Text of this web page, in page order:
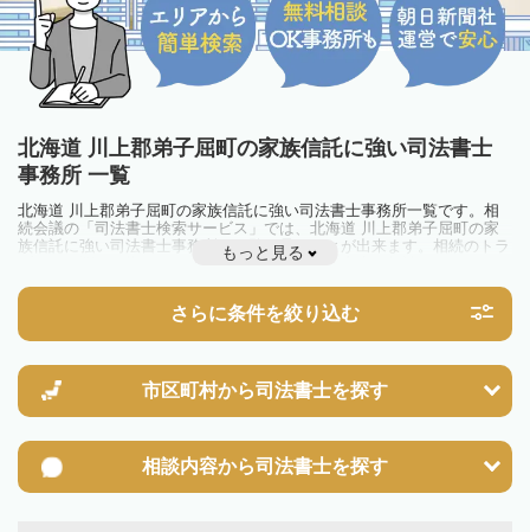
北海道 川上郡弟子屈町の家族信託に強い司法書士
事務所 一覧
北海道 川上郡弟子屈町の家族信託に強い司法書士事務所一覧です。相
続会議の「司法書士検索サービス」では、北海道 川上郡弟子屈町の家
族信託に強い司法書士事務所を一覧で見ることが出来ます。相続のトラ
ブルやお悩みを抱えている方は一度近隣の司法書士に相談してみましょ
もっと見る
さらに条件を絞り込む
市区町村から司法書士を探す
相談内容から司法書士を探す